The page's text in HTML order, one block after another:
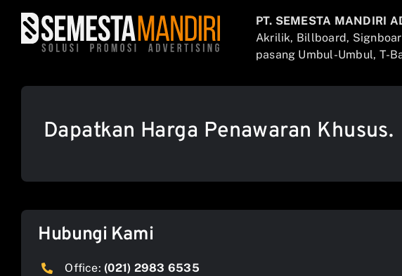
PT. SEMESTA MANDIRI
Akrilik, Billboard,
pasang Umbul-Umbul, T-
Dapatkan Harga Penawaran Khusus.
Hubungi Kami
Office: (021) 2983 6535